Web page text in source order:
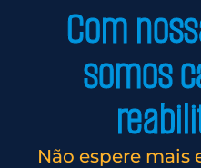
Com
somos
Não espere mais